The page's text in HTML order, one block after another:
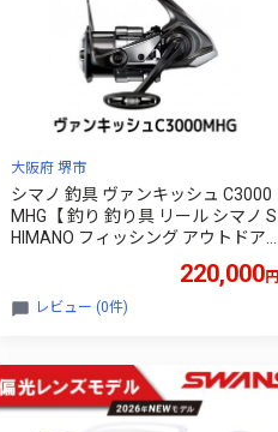
大阪府 堺市
シマノ 釣具 ヴァンキッシュ C3000
MHG【 釣り 釣り具 リール シマノ S
HIMANO フィッシング アウトドア
220,000円
レビュー (0件)